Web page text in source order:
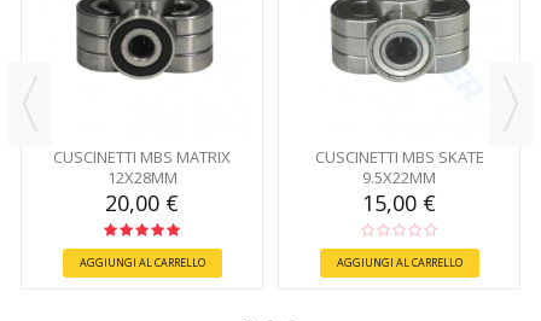
CUSCINETTI MBS MATRIX
12X28MM
20,00 €
AGGIUNGI AL CARRELLO
CUSCINETTI MBS SKATE
9.5X22MM
15,00 €
AGGIUNGI AL CARRELLO